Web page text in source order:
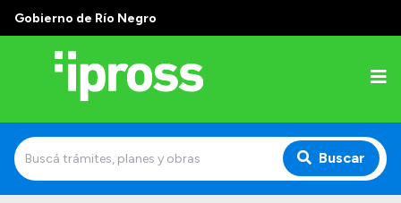
Gobierno de Río Negro
Buscar